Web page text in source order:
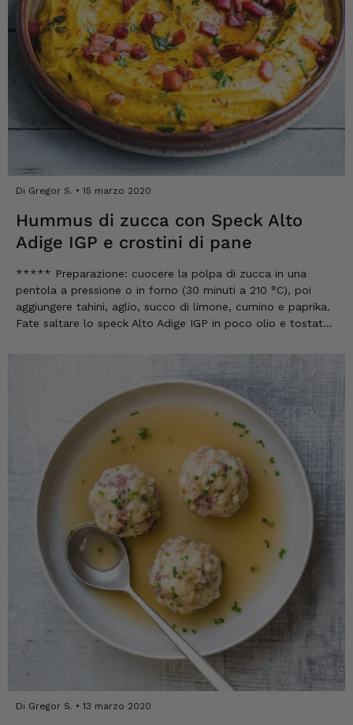
Di Gregor S. 15 marzo 2020
Hummus di zucca con Speck Alto
Adige IGP e crostini di pane
***** Preparazione: cuocere la polpa di zucca in una
pentola a pressione o in forno (30 minuti a 210 °C), poi
aggiungere tahini, aglio, succo di limone, cumino e paprika.
Fate saltare lo speck Alto Adige IGP in poco olio e tostate
dell'Alto Adige IGP e cumino e servire con i crostini....
Di Gregor S. 13 marzo 2020
Dorotea
Cliente verificato
Prodotti di prima scelta Qualità eccellente
Ottimo rapporto qualità-prezzo
4.8.2026
Cliente verificato
Sono molto soddisfatto. Lo ricomprerò
volentieri!
Leggi tutte le recensioni